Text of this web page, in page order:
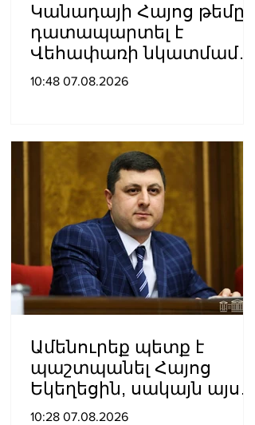
Կանադայի Հայոց թեմը
դատապարտել է
Վեհափառի նկատմամբ
քրեական հետապնդումը
10:48 07.08.2026
Ամենուրեք պետք է
պաշտպանել Հայոց
Եկեղեցին, սակայն այս
ամենին վերջ տալու,
10:28 07.08.2026